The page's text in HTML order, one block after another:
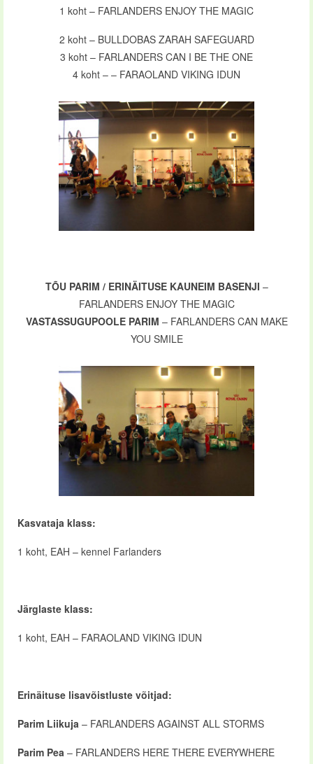
1 koht – FARLANDERS ENJOY THE MAGIC
2 koht – BULLDOBAS ZARAH SAFEGUARD
3 koht – FARLANDERS CAN I BE THE ONE
4 koht – – FARAOLAND VIKING IDUN
TÕU PARIM / ERINÄITUSE KAUNEIM BASENJI –
FARLANDERS ENJOY THE MAGIC
VASTASSUGUPOOLE PARIM – FARLANDERS CAN MAKE
YOU SMILE
Kasvataja klass:
1 koht, EAH – kennel Farlanders
Järglaste klass:
1 koht, EAH – FARAOLAND VIKING IDUN
Erinäituse lisavõistluste võitjad:
Parim Liikuja – FARLANDERS AGAINST ALL STORMS
Parim Pea – FARLANDERS HERE THERE EVERYWHERE